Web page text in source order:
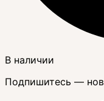
В наличии
Подпишитесь —